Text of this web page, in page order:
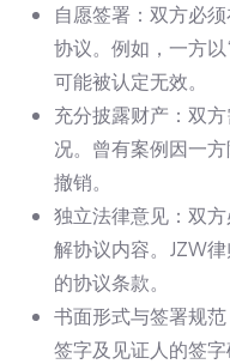
自愿签署：双方必
协议。例如，一方
可能被认定无效。
充分披露财产：双
况。曾有案例因一
撤销。
独立法律意见：双
解协议内容。JZW
的协议条款。
书面形式与签署规
签字及见证人的签字